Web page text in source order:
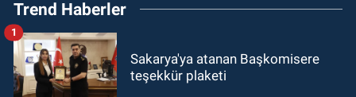
Trend Haberler
Sakarya'ya atanan Başkomisere
teşekkür plaketi
1